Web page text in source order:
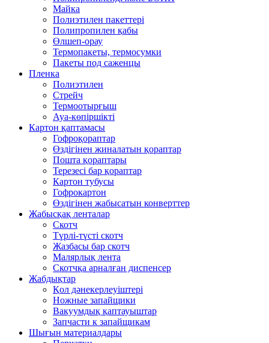
Майка
Полиэтилен пакеттері
Полипропилен қабы
Өлшеп-орау
Термопакеты, термосумки
Пакеты под саженцы
Пленка
Полиэтилен
Стрейч
Термоотырғыш
Ауа-көпіршікті
Картон қаптамасы
Гофроқораптар
Өздігінен жиналатын қораптар
Пошта қораптары
Терезесі бар қораптар
Картон тубусы
Гофрокартон
Өздігінен жабысатын конверттер
Жабысқақ ленталар
Скотч
Түрлі-түсті скотч
Жазбасы бар скотч
Малярлық лента
Скотчқа арналған диспенсер
Жабдықтар
Қол дәнекерлеуіштері
Ножные запайщики
Вакуумдық қаптауыштар
Запчасти к запайщикам
Шығын материалдары